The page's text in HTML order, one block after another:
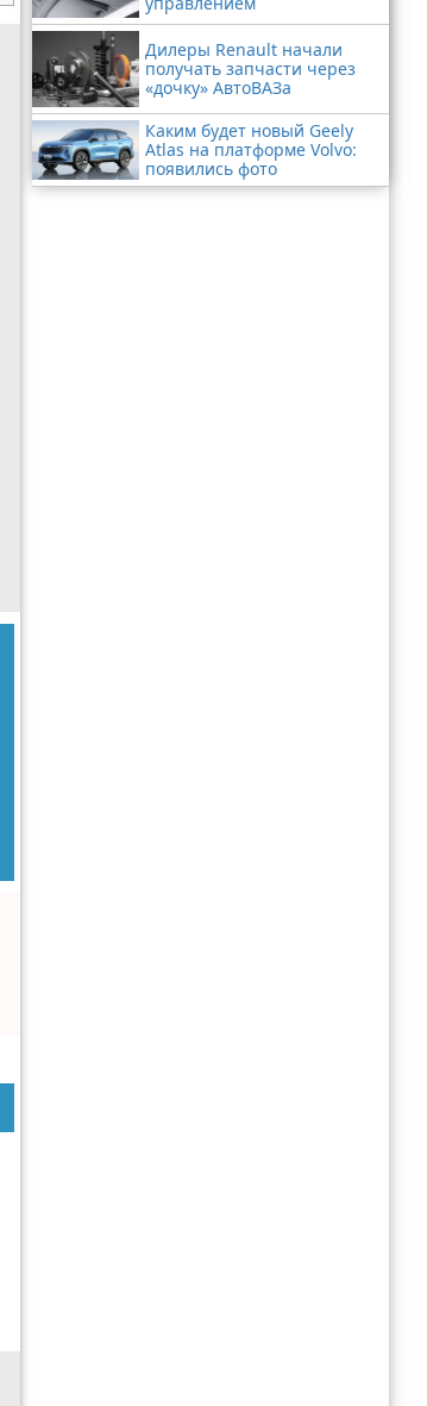
Дилеры Renault начали
получать запчасти через
«дочку» АвтоВАЗа
Каким будет новый Geely
Atlas на платформе Volvo:
появились фото